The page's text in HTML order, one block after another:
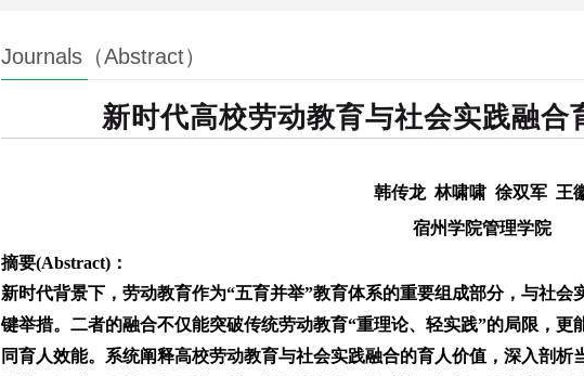
Journals（Abstract）
新时代高校劳动教育与社会实践融合
韩传龙 林啸啸 徐双军 王
宿州学院管理学院
摘要(Abstract)：
新时代背景下，劳动教育作为“五育并举”教育体系的重要组成部分，与社
键举措。二者的融合不仅能突破传统劳动教育“重理论、轻实践”的局限，
同育人效能。系统阐释高校劳动教育与社会实践融合的育人价值，深入剖